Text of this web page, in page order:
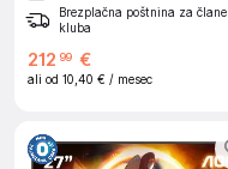
Brezplačna poštnina za člane
kluba
212 99 €
ali od 10,40 € / mesec